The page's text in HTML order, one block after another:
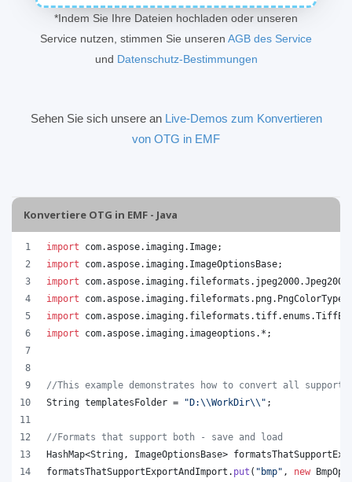
*Indem Sie Ihre Dateien hochladen oder unseren
Service nutzen, stimmen Sie unseren AGB des Service
und Datenschutz-Bestimmungen
Sehen Sie sich unsere an Live-Demos zum Konvertieren
von OTG in EMF
Konvertiere OTG in EMF - Java
import com.aspose. imaging. Image;
import
com.aspose. imaging. ImageOptionsBase;
import
com.aspose. imaging. fileformats . jpeg2000.
import
com.aspose. imaging. fileformats . png. PngColorType
import
com.aspose. imaging. fileformats .tiff.enums .
import
com.aspose. imaging. imageoptions .*;
//This example demonstrates how to convert all
String templatesFolder = "D:\\WorkDir\\ " ;
//Formats that support both - save and load
HashMap<String , ImageOptionsBase>
formatsThatSupportExportAndImport . put ( "bmp" , new